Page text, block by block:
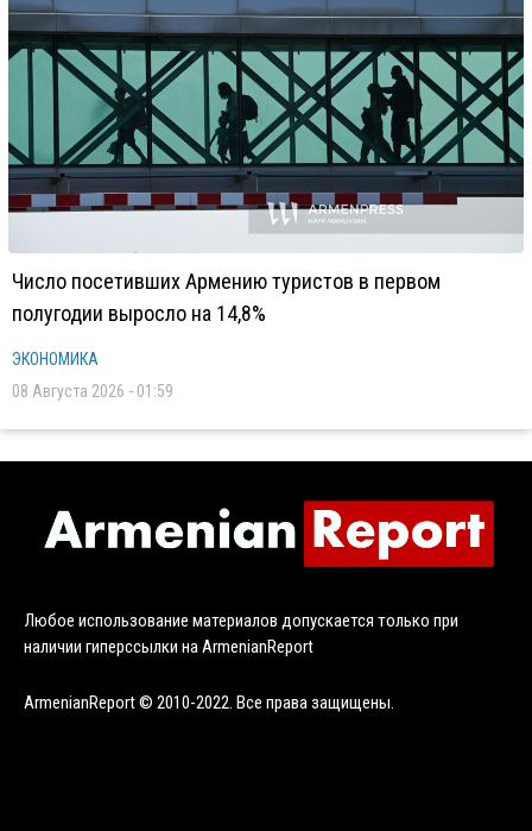
Число посетивших Армению туристов в первом
полугодии выросло на 14,8%
ЭКОНОМИКА
08 Августа 2026 - 01:59
Любое использование материалов допускается только при
наличии гиперссылки на ArmenianReport
ArmenianReport © 2010-2022. Все права защищены.